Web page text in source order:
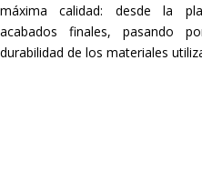
máxima calidad: desde la
acabados finales, pasando
durabilidad de los materiales